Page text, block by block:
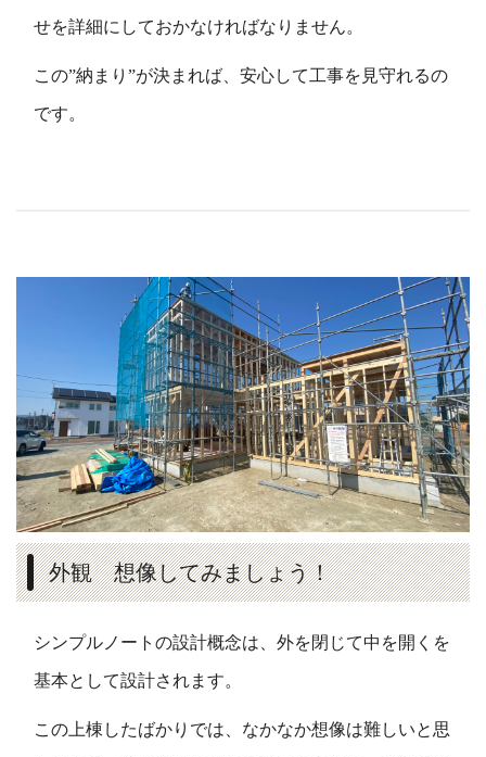
せを詳細にしておかなければなりません。
この”納まり ”が決まれば、安心して工事を見守れるの
です。
外観 想像してみましょう！
シンプルノートの設計概念は、外を閉じて中を開くを
基本として設計されます。
この上棟したばかりでは、なかなか想像は難しいと思